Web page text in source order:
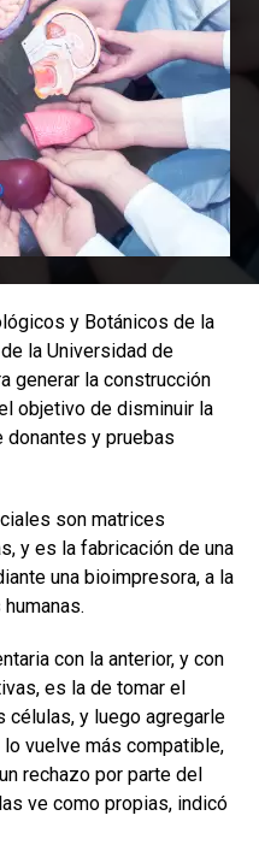
y Botánicos de la
la Universidad de
generar la construcción
objetivo de disminuir la
y pruebas
son matrices
y es la fabricación de una
una bioimpresora, a la
con la anterior, y con
es la de tomar el
células, y luego agregarle
vuelve más compatible,
rechazo por parte del
ve como propias, indicó